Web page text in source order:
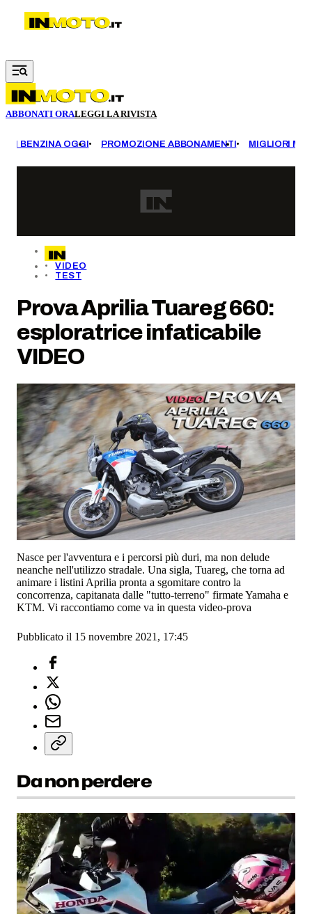
Vai al contenuto principale
ABBONATI ORALEGGI LA RIVISTA
BENZINA OGGI PROMOZIONE ABBONAMENTI MIGLIORI
VIDEO
TEST
Prova Aprilia Tuareg 660:
esploratrice infaticabile
VIDEO
Nasce per l'avventura e i percorsi più duri, ma non delude
neanche nell'utilizzo stradale. Una sigla, Tuareg, che torna ad
animare i listini Aprilia pronta a sgomitare contro la
concorrenza, capitanata dalle "tutto-terreno" firmate Yamaha e
KTM. Vi raccontiamo come va in questa video-prova
Pubblicato il 15 novembre 2021, 17:45
Da non perdere